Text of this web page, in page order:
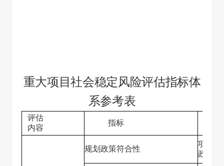
重大项目社会稳定风险评估指标体
系参考表
评估
内容
指标
规划政策符合性
项目
政策